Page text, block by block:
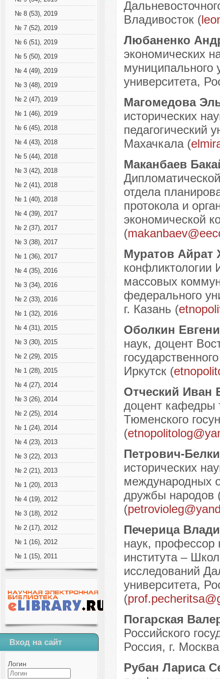
№ 8 (53), 2019
№ 7 (52), 2019
№ 6 (51), 2019
№ 5 (50), 2019
№ 4 (49), 2019
№ 3 (48), 2019
№ 2 (47), 2019
№ 1 (46), 2019
№ 6 (45), 2018
№ 4 (43), 2018
№ 5 (44), 2018
№ 3 (42), 2018
№ 2 (41), 2018
№ 1 (40), 2018
№ 4 (39), 2017
№ 2 (37), 2017
№ 3 (38), 2017
№ 1 (36), 2017
№ 4 (35), 2016
№ 3 (34), 2016
№ 2 (33), 2016
№ 1 (32), 2016
№ 4 (31), 2015
№ 3 (30), 2015
№ 2 (29), 2015
№ 1 (28), 2015
№ 4 (27), 2014
№ 3 (26), 2014
№ 2 (25), 2014
№ 1 (24), 2014
№ 4 (23), 2013
№ 3 (22), 2013
№ 2 (21), 2013
№ 1 (20), 2013
№ 4 (19), 2012
№ 3 (18), 2012
№ 2 (17), 2012
№ 1 (16), 2012
№ 1 (15), 2011
Вход на сайт
Логин
Владивосток (
Любаненко
экономических
муниципального
университета,
Магомедова
исторических
педагогический
Махачкала (
Маканбаев
отдела
протокола и
экономической
(
Муратов Айрат
конфликтологии
массовых
федерального
г. Казань (
Оболкин
наук, доцент
Иркутск (
Отческий Иван
доцент кафедры
Тюменского
(
Петрович-
исторических
международных
дружбы народов
(
Печерица
наук, профессор
института –
исследований
университета,
(
Погарская
Российского
Россия, г.
Рубан Лариса